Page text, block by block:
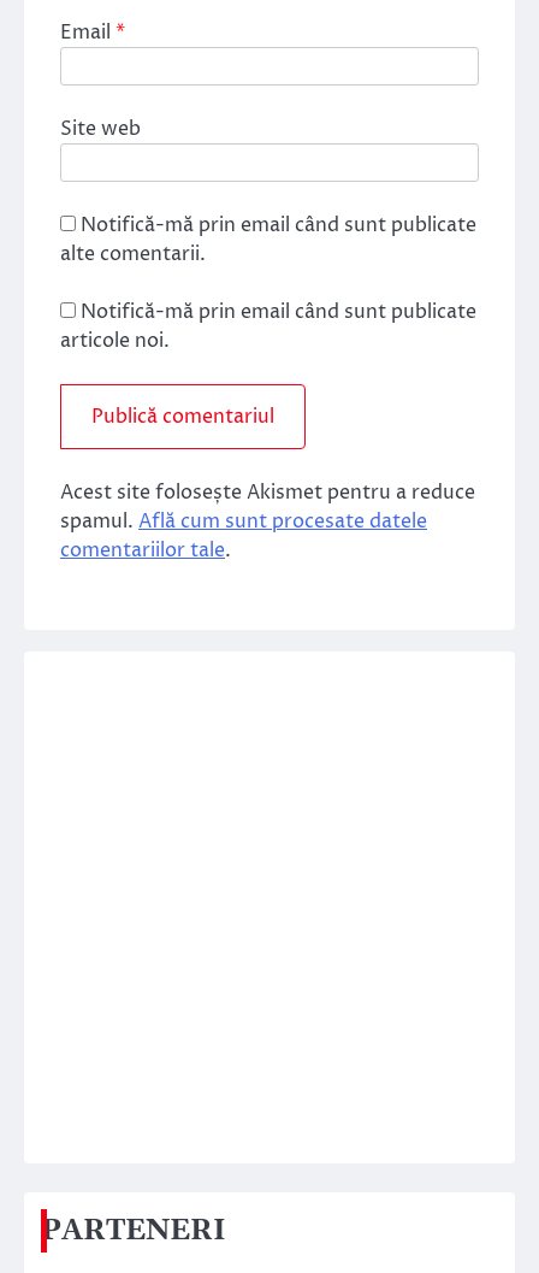
Email *
Site web
Notifică-mă prin email când sunt publicate
alte comentarii.
Notifică-mă prin email când sunt publicate
articole noi.
Acest site folosește Akismet pentru a reduce
spamul. Află cum sunt procesate datele
comentariilor tale.
PARTENERI